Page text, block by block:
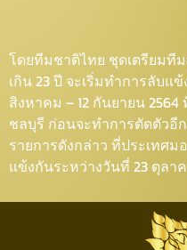
โดยทีมชาติไทย ชุดเตรียมที
เกิน 23 ปี จะเริ่มทำการลับ
สิงหาคม – 12 กันยายน
ชลบุรี ก่อนจะทำการตัดตัวอี
รายการดังกล่าว ที่ประเทศม
แข้งกันระหว่างวันที่ 23 ตุลา